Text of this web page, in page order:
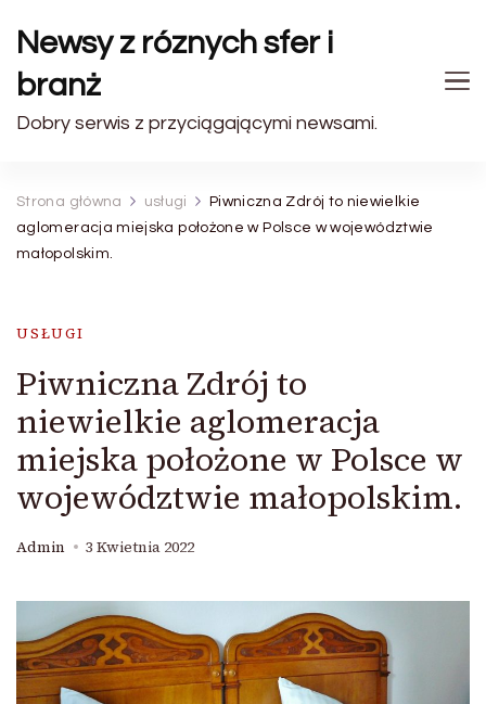
Newsy z róznych sfer i
branż
Dobry serwis z przyciągającymi newsami.
Strona główna usługi
Piwniczna Zdrój to niewielkie
aglomeracja miejska położone w Polsce w województwie
małopolskim.
USŁUGI
Piwniczna Zdrój to
niewielkie aglomeracja
miejska położone w Polsce w
województwie małopolskim.
Admin 3 Kwietnia 2022